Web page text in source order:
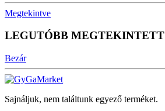
Megtekintve
LEGUTÓBB MEGTEKINTETT
Bezár
Sajnáljuk, nem találtunk egyező terméket.